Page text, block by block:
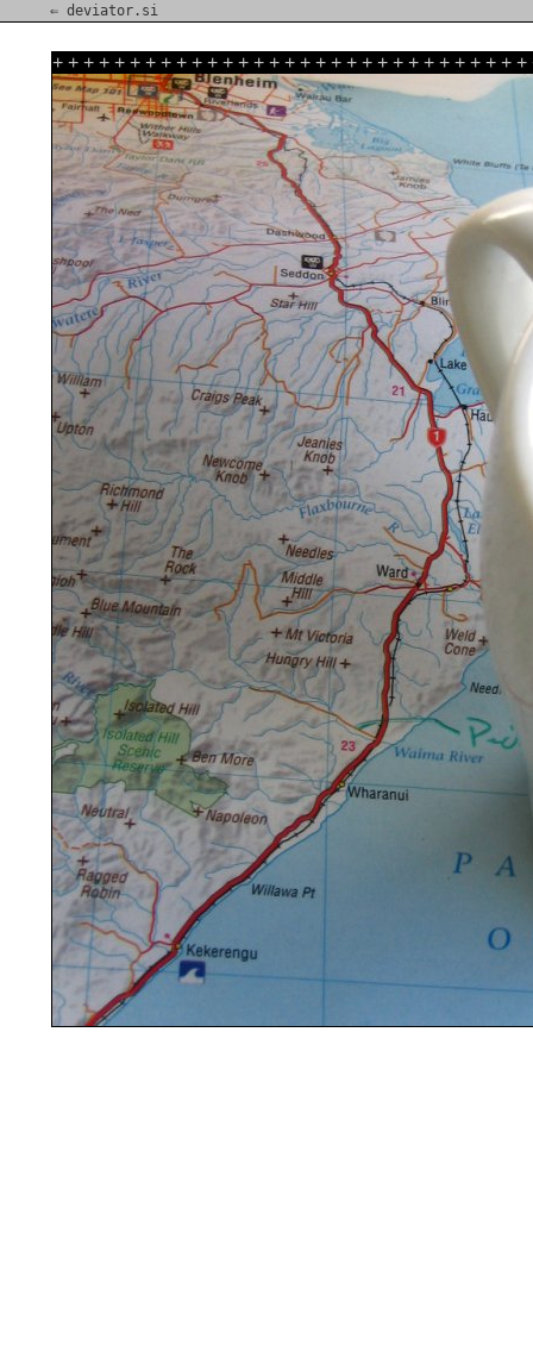
⇐ deviator.si
+ + + + + + + + + + + + + + + + + + + + + + + + + + + + + + +